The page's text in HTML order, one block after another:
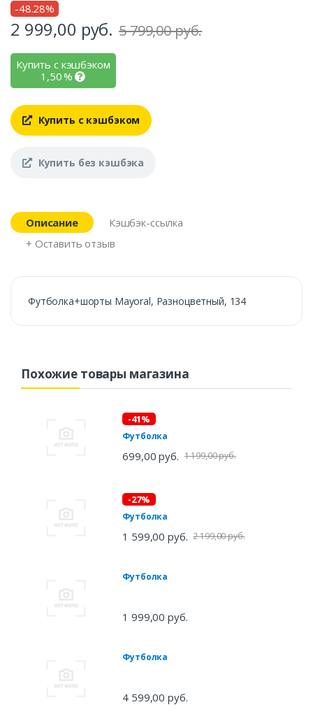
-48.28%
2 999,00 руб. 5 799,00 руб.
Купить с кэшбэком
1,50%
Купить с кэшбэком
Купить без кэшбэка
Описание
Кэшбэк-ссылка
+ Оставить отзыв
Футболка+шорты Mayoral, Разноцветный, 134
Похожие товары магазина
-41%
Футболка
699,00 руб. 1 199,00 руб.
-27%
Футболка
1 599,00 руб. 2 199,00 руб.
Футболка
1 999,00 руб.
Футболка
4 599,00 руб.